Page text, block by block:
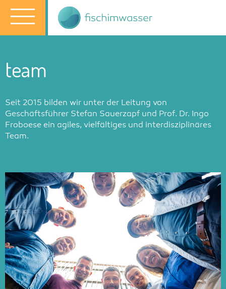
team
Seit 2015 bilden wir unter der Leitung von
Geschäftsführer Stefan Sauerzapf und Prof. Dr. Ingo
Froboese ein agiles, vielfältiges und interdisziplinäres
Team.